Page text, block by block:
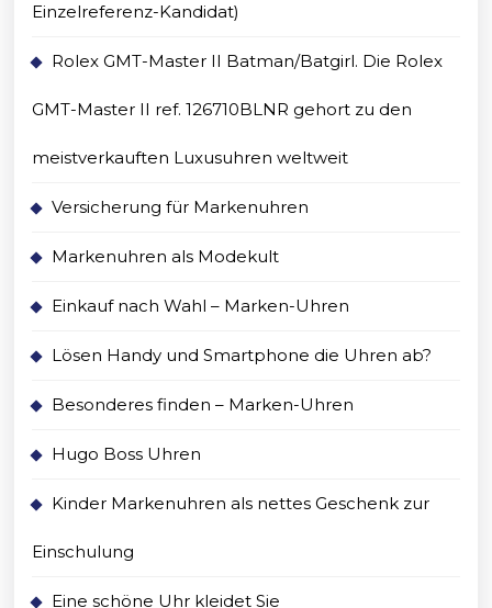
Einzelreferenz-Kandidat)
Rolex GMT-Master II Batman/Batgirl. Die Rolex
GMT-Master II ref. 126710BLNR gehort zu den
meistverkauften Luxusuhren weltweit
Versicherung für Markenuhren
Markenuhren als Modekult
Einkauf nach Wahl – Marken-Uhren
Lösen Handy und Smartphone die Uhren ab?
Besonderes finden – Marken-Uhren
Hugo Boss Uhren
Kinder Markenuhren als nettes Geschenk zur
Einschulung
Eine schöne Uhr kleidet Sie